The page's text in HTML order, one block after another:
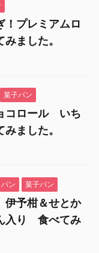
プレミアムロ
ました。
菓子パン
コロール いち
ました。
パン 菓子パン
予柑＆せとか
入り 食べてみ